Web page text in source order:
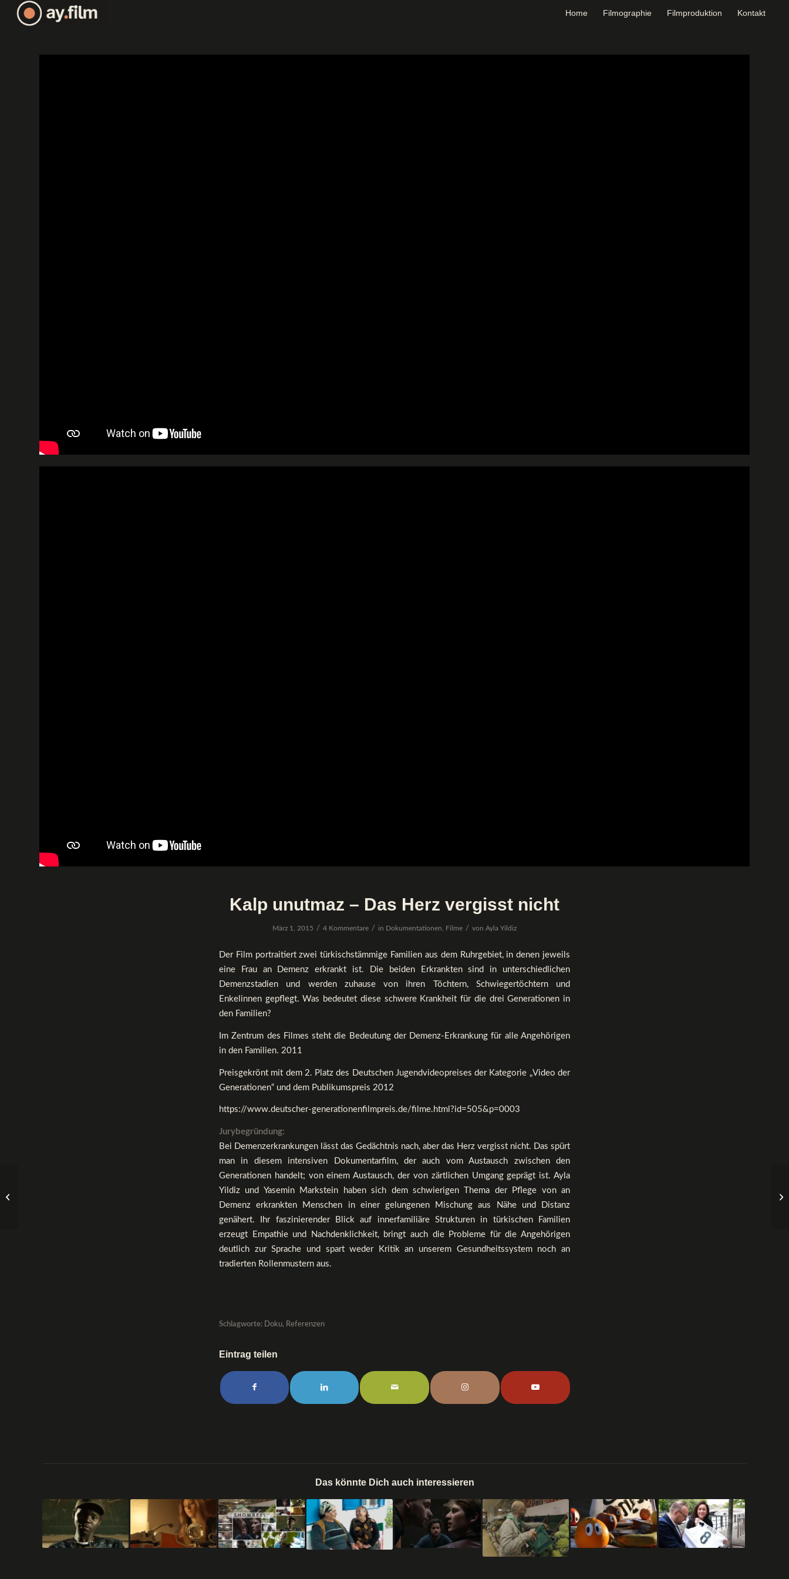
Home Filmographie Filmproduktion Kontakt
Kalp unutmaz – Das Herz vergisst nicht
März 1, 2015 / 4 Kommentare / in Dokumentationen Filme / von Ayla Yildiz
Der Film portraitiert zwei türkischstämmige Familien aus dem Ruhrgebiet, in denen jeweils
eine Frau an Demenz erkrankt ist. Die beiden Erkrankten sind in unterschiedlichen
Demenzstadien und werden zuhause von ihren Töchtern, Schwiegertöchtern und
Enkelinnen gepflegt. Was bedeutet diese schwere Krankheit für die drei Generationen in
den Familien?
Im Zentrum des Filmes steht die Bedeutung der Demenz-Erkrankung für alle Angehörigen
in den Familien. 2011
Preisgekrönt mit dem 2. Platz des Deutschen Jugendvideopreises der Kategorie „Video der
Generationen“ und dem Publikumspreis 2012
https://www.deutscher-generationenfilmpreis.de/filme.html?id=505&p=0003
Jurybegründung:
Bei Demenzerkrankungen lässt das Gedächtnis nach, aber das Herz vergisst nicht. Das spürt
man in diesem intensiven Dokumentarfilm, der auch vom Austausch zwischen den
Generationen handelt; von einem Austausch, der von zärtlichen Umgang geprägt ist. Ayla
Yildiz und Yasemin Markstein haben sich dem schwierigen Thema der Pflege von an
Demenz erkrankten Menschen in einer gelungenen Mischung aus Nähe und Distanz
genähert. Ihr faszinierender Blick auf innerfamiliäre Strukturen in türkischen Familien
erzeugt Empathie und Nachdenklichkeit, bringt auch die Probleme für die Angehörigen
deutlich zur Sprache und spart weder Kritik an unserem Gesundheitssystem noch an
tradierten Rollenmustern aus.
Schlagworte: Doku, Referenzen
Eintrag teilen
Das könnte Dich auch interessieren